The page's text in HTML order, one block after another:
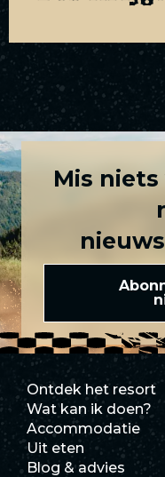
Mis
Ontdek het resort
Wat kan ik doen?
Accommodatie
Uit eten
Blog & advies